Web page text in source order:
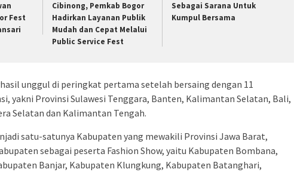
Fest
Cibinong, Pemkab Bogor
Hadirkan Layanan Publik
Mudah dan Cepat Melalui
Public Service Fest
Sebagai Sarana Untuk
Kumpul Bersama
unggul di peringkat pertama setelah bersaing dengan 11
yakni Provinsi Sulawesi Tenggara, Banten, Kalimantan Selatan, Bali,
Selatan dan Kalimantan Tengah.
satu-satunya Kabupaten yang mewakili Provinsi Jawa Barat,
sebagai peserta Fashion Show, yaitu Kabupaten Bombana,
Banjar, Kabupaten Klungkung, Kabupaten Batanghari,